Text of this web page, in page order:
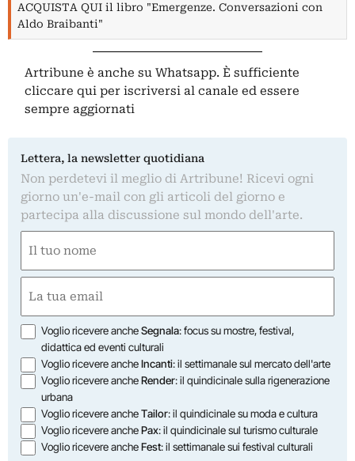
ACQUISTA QUI il libro "Emergenze. Conversazioni con
Aldo Braibanti"
Artribune è anche su Whatsapp. È sufficiente
cliccare qui per iscriversi al canale ed essere
sempre aggiornati
Lettera, la newsletter quotidiana
Non perdetevi il meglio di Artribune! Ricevi ogni
giorno un'e-mail con gli articoli del giorno e
partecipa alla discussione sul mondo dell'arte.
(Required)
(Required)
Opzioni
Voglio ricevere ancheSegnala: focus su mostre, festival,
didattica ed eventi culturali
Voglio ricevere ancheIncanti: il settimanale sul mercato dell'arte
Voglio ricevere ancheRender: il quindicinale sulla rigenerazione
urbana
Voglio ricevere ancheTailor: il quindicinale su moda e cultura
Voglio ricevere anchePax: il quindicinale sul turismo culturale
Voglio ricevere ancheFest: il settimanale sui festival culturali